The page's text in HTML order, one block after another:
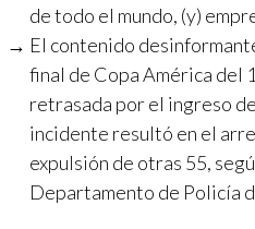
de todo el mundo, (y)
El contenido
final de Copa América del
retrasada por el ingreso
incidente resultó en el
expulsión de otras 55,
Departamento de Policía